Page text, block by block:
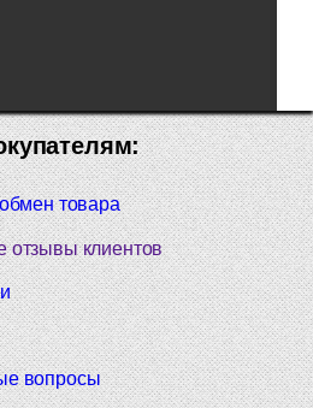
товара
отзывы клиентов
вопросы